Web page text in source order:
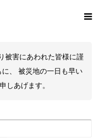
被害にあわれた皆様に謹
、 被災地の一日も早い
しあげます。